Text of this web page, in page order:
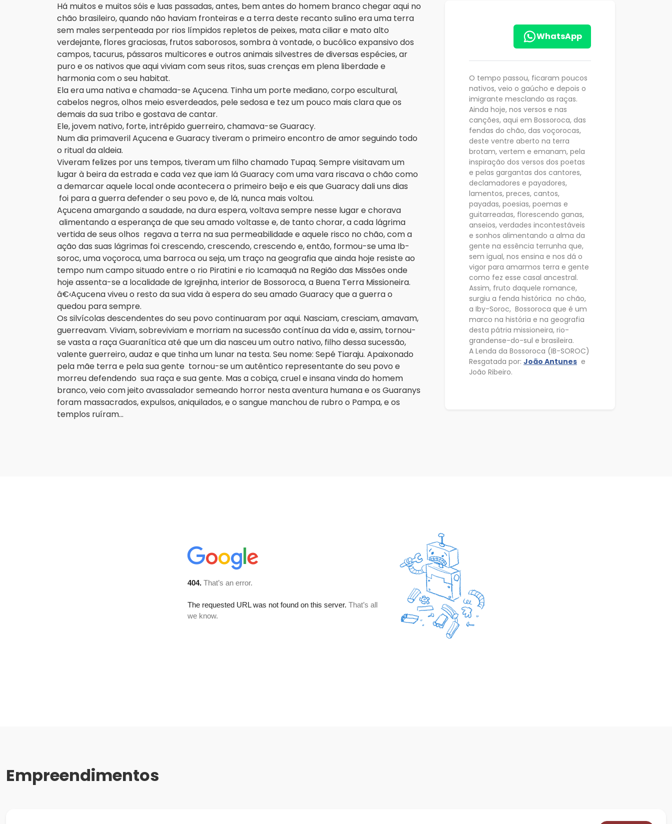
Há muitos e muitos sóis e luas passadas, antes, bem antes do homem branco chegar aqui no
chão brasileiro, quando não haviam fronteiras e a terra deste recanto sulino era uma terra
sem males serpenteada por rios límpidos repletos de peixes, mata ciliar e mato alto
verdejante, flores graciosas, frutos saborosos, sombra à vontade, o bucólico expansivo dos
campos, tacurus, pássaros multicores e outros animais silvestres de diversas espécies, ar
puro e os nativos que aqui viviam com seus ritos, suas crenças em plena liberdade e
harmonia com o seu habitat.
Ela era uma nativa e chamada-se Açucena. Tinha um porte mediano, corpo escultural,
cabelos negros, olhos meio esverdeados, pele sedosa e tez um pouco mais clara que os
demais da sua tribo e gostava de cantar.
Ele, jovem nativo, forte, intrépido guerreiro, chamava-se Guaracy.
Num dia primaveril Açucena e Guaracy tiveram o primeiro encontro de amor seguindo todo
o ritual da aldeia.
Viveram felizes por uns tempos, tiveram um filho chamado Tupaq. Sempre visitavam um
lugar à beira da estrada e cada vez que iam lá Guaracy com uma vara riscava o chão como
a demarcar aquele local onde acontecera o primeiro beijo e eis que Guaracy dali uns dias
foi para a guerra defender o seu povo e, de lá, nunca mais voltou.
Açucena amargando a saudade, na dura espera, voltava sempre nesse lugar e chorava
alimentando a esperança de que seu amado voltasse e, de tanto chorar, a cada lágrima
vertida de seus olhos regava a terra na sua permeabilidade e aquele risco no chão, com a
ação das suas lágrimas foi crescendo, crescendo, crescendo e, então, formou-se uma Ib-
soroc, uma voçoroca, uma barroca ou seja, um traço na geografia que ainda hoje resiste ao
tempo num campo situado entre o rio Piratini e rio Icamaquã na Região das Missões onde
hoje assenta-se a localidade de Igrejinha, interior de Bossoroca, a Buena Terra Missioneira.
â€‹Açucena viveu o resto da sua vida à espera do seu amado Guaracy que a guerra o
quedou para sempre.
Os silvícolas descendentes do seu povo continuaram por aqui. Nasciam, cresciam, amavam,
guerreavam. Viviam, sobreviviam e morriam na sucessão contínua da vida e, assim, tornou-
se vasta a raça Guaranítica até que um dia nasceu um outro nativo, filho dessa sucessão,
valente guerreiro, audaz e que tinha um lunar na testa. Seu nome: Sepé Tiaraju. Apaixonado
pela mãe terra e pela sua gente tornou-se um autêntico representante do seu povo e
morreu defendendo sua raça e sua gente. Mas a cobiça, cruel e insana vinda do homem
branco, veio com jeito avassalador semeando horror nesta aventura humana e os Guaranys
foram massacrados, expulsos, aniquilados, e o sangue manchou de rubro o Pampa, e os
templos ruíram...
WhatsApp
O tempo passou, ficaram poucos
nativos, veio o gaúcho e depois o
imigrante mesclando as raças.
Ainda hoje, nos versos e nas
canções, aqui em Bossoroca, das
fendas do chão, das voçorocas,
deste ventre aberto na terra
brotam, vertem e emanam, pela
inspiração dos versos dos poetas
e pelas gargantas dos cantores,
declamadores e payadores,
lamentos, preces, cantos,
payadas, poesias, poemas e
guitarreadas, florescendo ganas,
anseios, verdades incontestáveis
e sonhos alimentando a alma da
gente na essência terrunha que,
sem igual, nos ensina e nos dá o
vigor para amarmos terra e gente
como fez esse casal ancestral.
Assim, fruto daquele romance,
surgiu a fenda histórica no chão,
a Iby-Soroc, Bossoroca que é um
marco na história e na geografia
desta pátria missioneira, rio-
grandense-do-sul e brasileira.
A Lenda da Bossoroca (IB-SOROC)
Resgatada por: João Antunes e
João Ribeiro.
Empreendimentos